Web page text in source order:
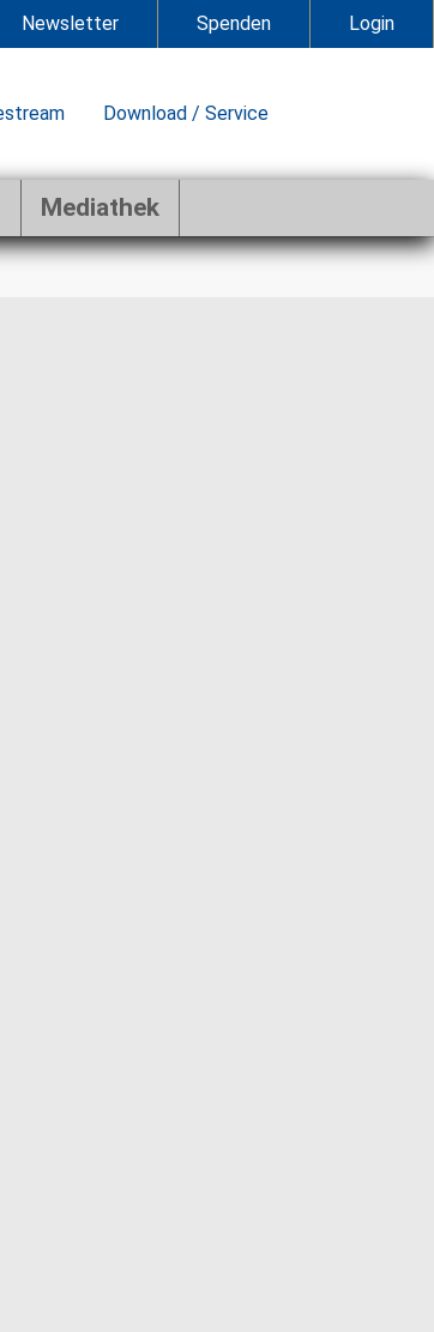
Newsletter Spenden Login
Download / Service
Mediathek